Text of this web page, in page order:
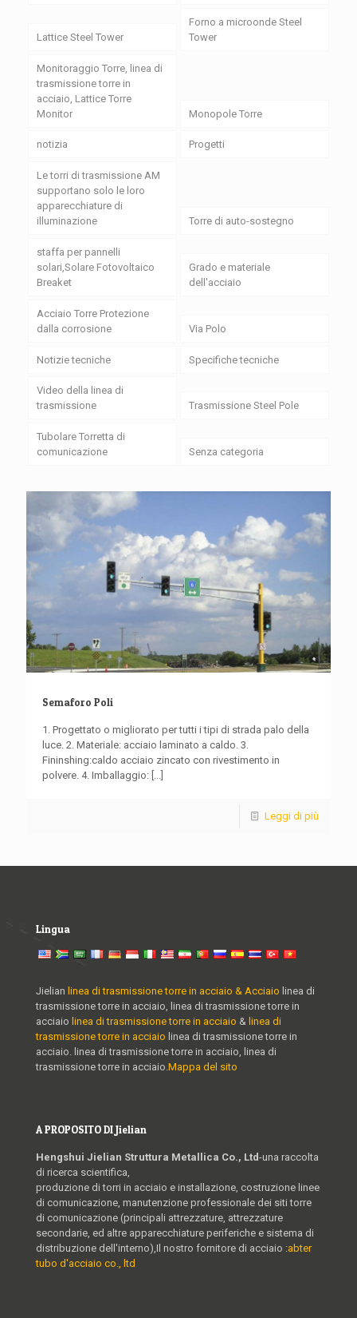
Lattice Steel Tower
Forno a microonde Steel
Tower
Monitoraggio Torre, linea di
trasmissione torre in
acciaio, Lattice Torre
Monitor
Monopole Torre
notizia Progetti
Le torri di trasmissione AM
supportano solo le loro
apparecchiature di
illuminazione
Torre di auto-sostegno
staffa per pannelli
solari,Solare Fotovoltaico
Breaket
Grado e materiale
dell'acciaio
Acciaio Torre Protezione
dalla corrosione
Via Polo
Notizie tecniche Specifiche tecniche
Video della linea di
trasmissione
Trasmissione Steel Pole
Tubolare Torretta di
comunicazione
Senza categoria
Semaforo Poli
1. Progettato o migliorato per tutti i tipi di strada palo della
luce. 2. Materiale: acciaio laminato a caldo. 3.
Fininshing:caldo acciaio zincato con rivestimento in
polvere. 4. Imballaggio: [...]
Leggi di più
Lingua
Jielian linea di trasmissione torre in acciaio & Acciaio linea di
trasmissione torre in acciaio, linea di trasmissione torre in
acciaio linea di trasmissione torre in acciaio & linea di
trasmissione torre in acciaio linea di trasmissione torre in
acciaio. linea di trasmissione torre in acciaio, linea di
trasmissione torre in acciaio. Mappa del sito
A PROPOSITO DI Jielian
Hengshui Jielian Struttura Metallica Co., Ltd-una raccolta
di ricerca scientifica,
produzione di torri in acciaio e installazione, costruzione linee
di comunicazione, manutenzione professionale dei siti torre
di comunicazione (principali attrezzature, attrezzature
secondarie, ed altre apparecchiature periferiche e sistema di
distribuzione dell'interno),Il nostro fornitore di acciaio :abter
tubo d'acciaio co., ltd